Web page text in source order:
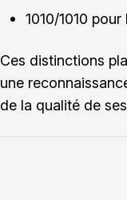
1010/1010
Ces distinctions
une
de la qualité de